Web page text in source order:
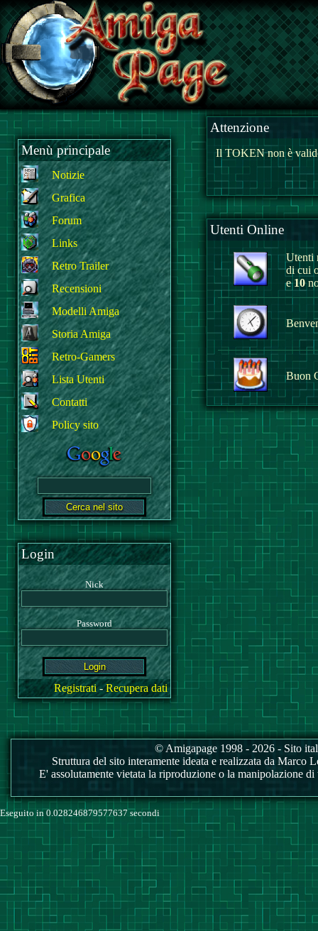
Menù principale
Notizie
Grafica
Forum
Links
Retro Trailer
Recensioni
Modelli Amiga
Storia Amiga
Retro-Gamers
Lista Utenti
Contatti
Policy sito
Login
Nick
Password
Registrati-Recupera dati
Attenzione
Il TOKEN non è
Utenti Online
Utenti
di cui
e10
Buon
© Amigapage 1998 - 2026 - Sito
Struttura del sito interamente ideata e realizzata da
E' assolutamente vietata la riproduzione o la manipolazione
Eseguito in 0.028246879577637 secondi